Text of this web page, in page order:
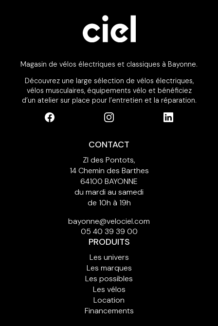
Magasin de vélos électriques et classiques à Bayonne.
Découvrez une large sélection de vélos électriques,
vélos musculaires, équipements vélo et bénéficiez
d’un atelier sur place pour l’entretien et la réparation.
CONTACT
ZI des Pontots,
14 Chemin des Barthes
64100 BAYONNE
du mardi au samedi
de 10h à 19h
bayonne@velociel.com
05 40 39 39 00
PRODUITS
Les univers
Les marques
Les possibles
Les vélos
Location
Financements